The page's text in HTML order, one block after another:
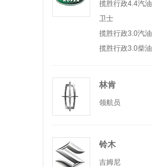
揽胜行政4.4汽油
卫士
揽胜行政3.0汽油
揽胜行政3.0柴油
林肯
领航员
铃木
吉姆尼